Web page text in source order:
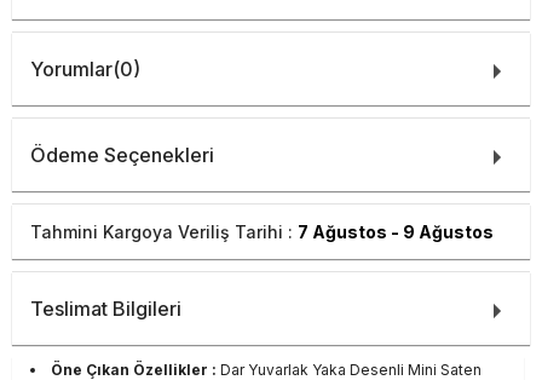
Yorumlar(0)
Ödeme Seçenekleri
Tahmini Kargoya Veriliş Tarihi : 7 Ağustos - 9 Ağustos
Teslimat Bilgileri
Öne Çıkan Özellikler : Dar Yuvarlak Yaka Desenli Mini Saten